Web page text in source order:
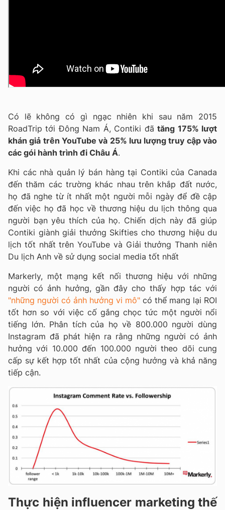
Có lẽ không có gì ngạc nhiên khi sau năm 2015
RoadTrip tới Đông Nam Á, Contiki đãtăng 175% lượt
khán giả trên YouTube và 25% lưu lượng truy cập vào
các gói hành trình đi Châu Á.
Khi các nhà quản lý bán hàng tại Contiki của Canada
đến thăm các trường khác nhau trên khắp đất nước,
họ đã nghe từ ít nhất một người mỗi ngày để đề cập
đến việc họ đã học về thương hiệu du lịch thông qua
người bạn yêu thích của họ. Chiến dịch này đã giúp
Contiki giành giải thưởng Skifties cho thương hiệu du
lịch tốt nhất trên YouTube và Giải thưởng Thanh niên
Du lịch Anh về sử dụng social media tốt nhất
Markerly, một mạng kết nối thương hiệu với những
người có ảnh hưởng, gần đây cho thấy hợp tác với
"những người có ảnh hưởng vi mô" có thể mang lại ROI
tốt hơn so với việc cố gắng chọc tức một người nổi
tiếng lớn. Phân tích của họ về 800.000 người dùng
Instagram đã phát hiện ra rằng những người có ảnh
hưởng với 10.000 đến 100.000 người theo dõi cung
cấp sự kết hợp tốt nhất của cộng hưởng và khả năng
tiếp cận.
Thực hiện influencer marketing thế